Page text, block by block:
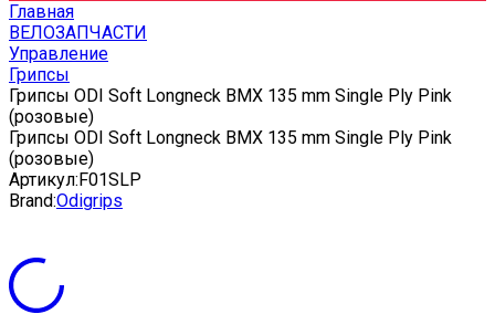
Главная
ВЕЛОЗАПЧАСТИ
Управление
Грипсы
Грипсы ODI Soft Longneck BMX 135 mm Single Ply Pink
(розовые)
Грипсы ODI Soft Longneck BMX 135 mm Single Ply Pink
(розовые)
Артикул:F01SLP
Brand:Odigrips